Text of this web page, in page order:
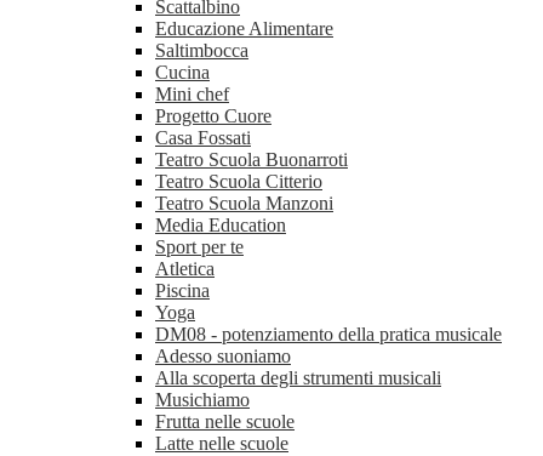
Scattalbino
Educazione Alimentare
Saltimbocca
Cucina
Mini chef
Progetto Cuore
Casa Fossati
Teatro Scuola Buonarroti
Teatro Scuola Citterio
Teatro Scuola Manzoni
Media Education
Sport per te
Atletica
Piscina
Yoga
DM08 - potenziamento della pratica musicale
Adesso suoniamo
Alla scoperta degli strumenti musicali
Musichiamo
Frutta nelle scuole
Latte nelle scuole